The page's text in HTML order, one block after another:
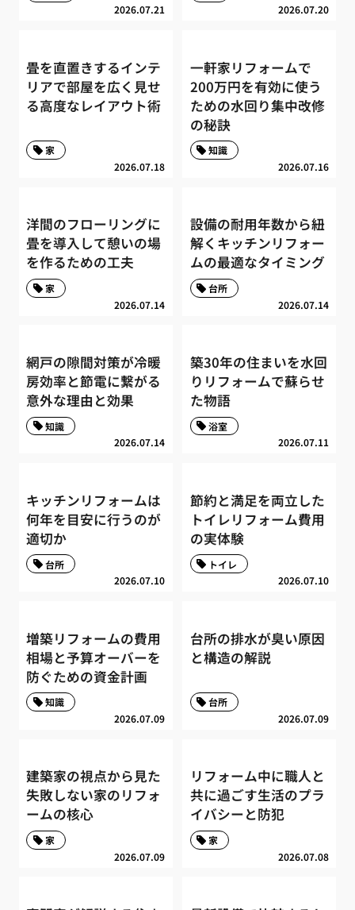
2026.07.21 2026.07.20
畳を直置きするインテ
リアで部屋を広く見せ
る高度なレイアウト術
2026.07.18
家
一軒家リフォームで
200万円を有効に使う
ための水回り集中改修
の秘訣
2026.07.16
知識
洋間のフローリングに
畳を導入して憩いの場
を作るための工夫
2026.07.14
家
設備の耐用年数から紐
解くキッチンリフォー
ムの最適なタイミング
2026.07.14
台所
網戸の隙間対策が冷暖
房効率と節電に繋がる
意外な理由と効果
2026.07.14
知識
築30年の住まいを水回
りリフォームで蘇らせ
た物語
2026.07.11
浴室
キッチンリフォームは
何年を目安に行うのが
適切か
2026.07.10
台所
節約と満足を両立した
トイレリフォーム費用
の実体験
2026.07.10
トイレ
増築リフォームの費用
相場と予算オーバーを
防ぐための資金計画
2026.07.09
知識
台所の排水が臭い原因
と構造の解説
2026.07.09
台所
建築家の視点から見た
失敗しない家のリフォ
ームの核心
2026.07.09
家
リフォーム中に職人と
共に過ごす生活のプラ
イバシーと防犯
2026.07.08
家